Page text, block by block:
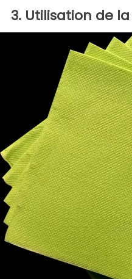
3. Utilisation de